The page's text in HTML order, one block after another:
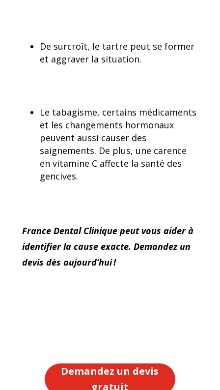
De surcroît, le tartre peut se former
et aggraver la situation.
Le tabagisme, certains médicaments
et les changements hormonaux
peuvent aussi causer des
saignements. De plus, une carence
en vitamine C affecte la santé des
gencives.
France Dental Clinique peut vous aider à
identifier la cause exacte. Demandez un
devis dès aujourd’hui !
Demandez un devis
gratuit